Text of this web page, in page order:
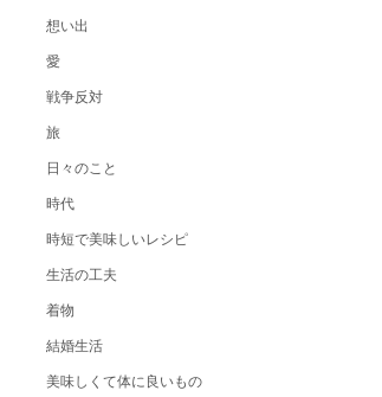
想い出
愛
戦争反対
旅
日々のこと
時代
時短で美味しいレシピ
生活の工夫
着物
結婚生活
美味しくて体に良いもの